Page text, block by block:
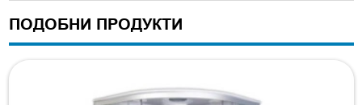
ПОДОБНИ ПРОДУКТИ